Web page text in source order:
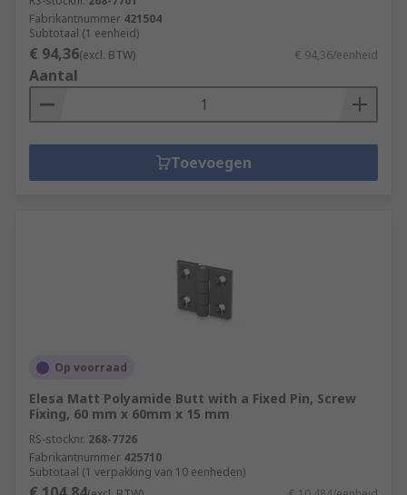
Fabrikantnummer 421504
Subtotaal (1 eenheid)
€ 94,36(excl. BTW) € 94,36/eenheid
Aantal
Toevoegen
Op voorraad
Elesa Matt Polyamide Butt with a Fixed Pin, Screw
Fixing, 60 mm x 60mm x 15 mm
RS-stocknr. 268-7726
Fabrikantnummer 425710
Subtotaal (1 verpakking van 10 eenheden)